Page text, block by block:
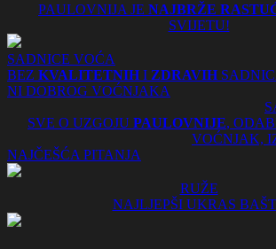
PAULOVNIJA JE NAJBRŽE
SVIJETU!
SADNICE VOĆA
BEZ KVALITETNIH I ZDRAVIH
NI DOBROG VOĆNJAKA
SVE O UZGOJU PAULOVNIJE,
VOĆNJAK,
NAJČEŠĆA PITANJA
RUŽE
NAJLJEPŠI UKRAS